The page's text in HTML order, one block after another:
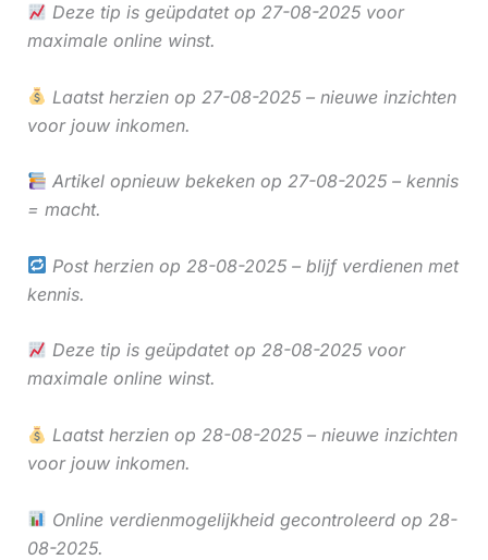
Deze tip is geüpdatet op 27-08-2025 voor
maximale online winst.
Laatst herzien op 27-08-2025 – nieuwe inzichten
voor jouw inkomen.
Artikel opnieuw bekeken op 27-08-2025 – kennis
= macht.
Post herzien op 28-08-2025 – blijf verdienen met
kennis.
Deze tip is geüpdatet op 28-08-2025 voor
maximale online winst.
Laatst herzien op 28-08-2025 – nieuwe inzichten
voor jouw inkomen.
Online verdienmogelijkheid gecontroleerd op 28-
08-2025.